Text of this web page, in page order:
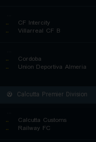
...
..
CF Intercity
..
Villarreal CF B
...
..
Cordoba
..
Union Deportiva Almeria
Calcutta Premier Division
...
..
Calcutta Customs
..
Railway FC